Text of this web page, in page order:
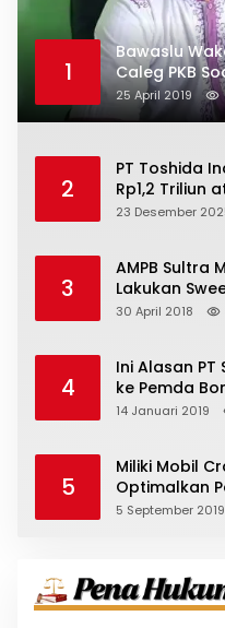
1
Bawaslu
Caleg PKB
25 April 2019
2
PT Toshida
Rp1,2 Triliun
23 Desember
3
AMPB Sultra
Lakukan
30 April 2018
4
Ini Alasan PT
ke Pemda
14 Januari 2019
5
Miliki Mobil
Optimalkan
5 September 2019